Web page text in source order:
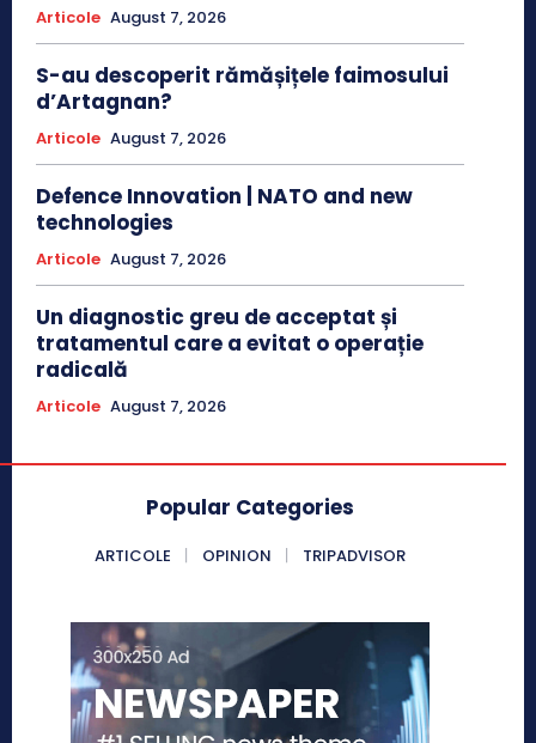
Articole August 7, 2026
S-au descoperit rămășițele faimosului
d’Artagnan?
Articole August 7, 2026
Defence Innovation | NATO and new
technologies
Articole August 7, 2026
Un diagnostic greu de acceptat și
tratamentul care a evitat o operație
radicală
Articole August 7, 2026
Popular Categories
ARTICOLE OPINION TRIPADVISOR